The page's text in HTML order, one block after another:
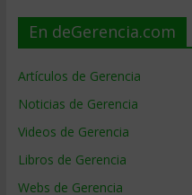
En deGerencia.com
Artículos de Gerencia
Noticias de Gerencia
Videos de Gerencia
Libros de Gerencia
Webs de Gerencia